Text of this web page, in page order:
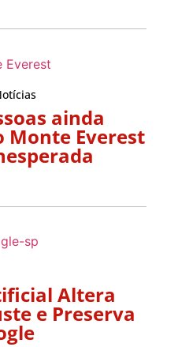
ainda
Monte Everest
Altera
e Preserva